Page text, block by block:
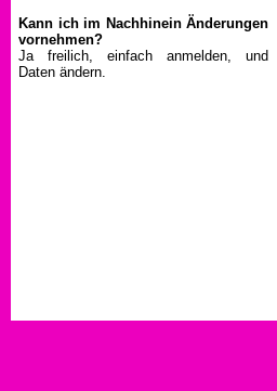
Kann ich im Nachhinein Änderungen
vornehmen?
Ja freilich, einfach anmelden, und
Daten ändern.